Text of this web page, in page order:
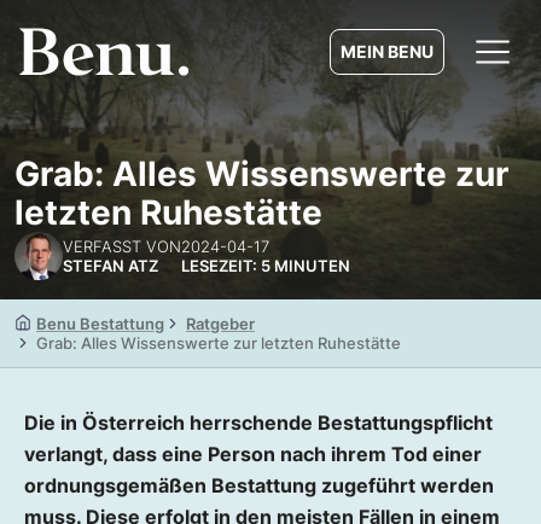
MEIN BENU
Grab: Alles Wissenswerte zur
letzten Ruhestätte
VERFASST VON
STEFAN ATZ
2024-04-17
LESEZEIT: 5 MINUTEN
Benu Bestattung
Ratgeber
Grab: Alles Wissenswerte zur letzten Ruhestätte
Die in Österreich herrschende Bestattungspflicht
verlangt, dass eine Person nach ihrem Tod einer
ordnungsgemäßen Bestattung zugeführt werden
muss. Diese erfolgt in den meisten Fällen in einem